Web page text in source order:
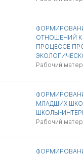
ОТНОШЕНИЙ К
ПРОЦЕССЕ
Рабочий
МЛАДШИХ
ШКОЛЫ-
Рабочий